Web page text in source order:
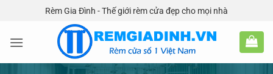
nội
Rèm Gia Đình - Thế giới rèm cửa đẹp cho mọi nhà